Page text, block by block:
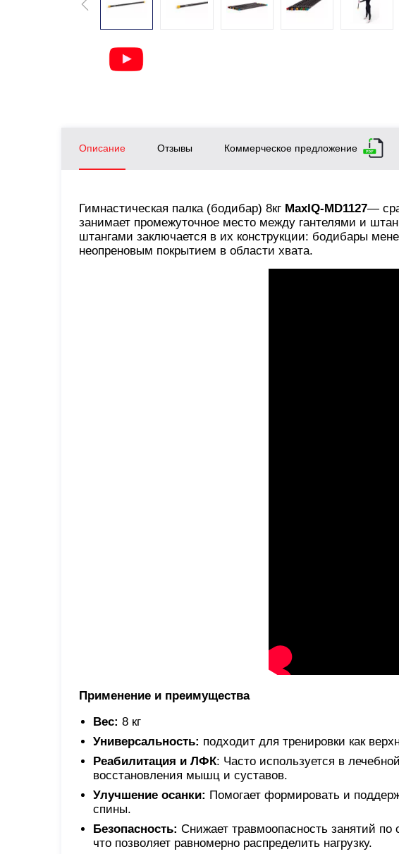
Описание Отзывы Коммерческое предложение
Гимнастическая палка (бодибар) 8кг MaxIQ-MD1127—
занимает промежуточное место между гантелями и
штангами заключается в их конструкции: бодибары
неопреновым покрытием в области хвата.
Применение и преимущества
Вес: 8 кг
Универсальность: подходит для тренировки как
Реабилитация и ЛФК: Часто используется в
восстановления мышц и суставов.
Улучшение осанки: Помогает формировать и
спины.
Безопасность: Снижает травмоопасность занятий
что позволяет равномерно распределить нагрузку.